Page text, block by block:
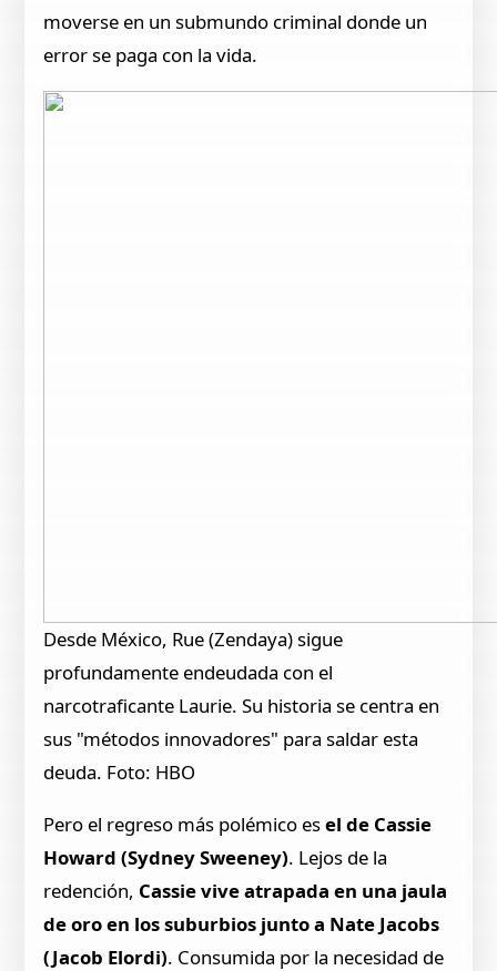
moverse en un submundo criminal donde un
error se paga con la vida.
Desde México, Rue (Zendaya) sigue
profundamente endeudada con el
narcotraficante Laurie. Su historia se centra en
sus "métodos innovadores" para saldar esta
deuda. Foto: HBO
Pero el regreso más polémico esel de Cassie
Howard (Sydney Sweeney). Lejos de la
redención, Cassie vive atrapada en una jaula
de oro en los suburbios junto a Nate Jacobs
(Jacob Elordi). Consumida por la necesidad de